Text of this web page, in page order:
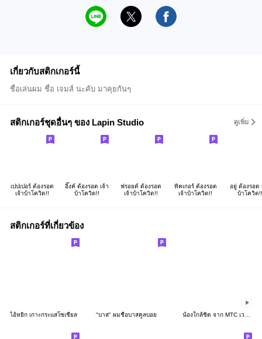
เกี่ยวกับสติกเกอร์นี้
ชื่อเล่นผม ชื่อ เจมส์ นะคับ มาคุยกันๆ
สติกเกอร์ชุดอื่นๆ ของ Lapin Studio ดูเพิ่ม
เปปเปอร์ ต้องรอด
เจ้าบ้าโควิด!!
อิ๊งค์ ต้องรอด เจ้า
บ้าโควิด!!
ฟรอยด์ ต้องรอด
เจ้าบ้าโควิด!!
ทิคเกอร์ ต้องรอด
เจ้าบ้าโควิด!!
อยู่ ต้องรอด
บ้าโควิด!!
สติกเกอร์ที่เกี่ยวข้อง
ไอ้หยิก เกาะกระแสโซเชียล "บาส" ผมชื่อบาสคูลบอย น้องใกล้ชิด จาก MTC เวอร์ชัน 2